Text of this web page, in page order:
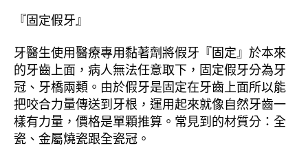
『固定假牙』
牙醫生使用醫療專用黏著劑將假牙『固定』於本來
的牙齒上面，病人無法任意取下，固定假牙分為牙
冠、牙橋兩類。由於假牙是固定在牙齒上面所以能
把咬合力量傳送到牙根，運用起來就像自然牙齒一
樣有力量，價格是單顆推算。常見到的材質分：全
瓷、金屬燒瓷跟全瓷冠。